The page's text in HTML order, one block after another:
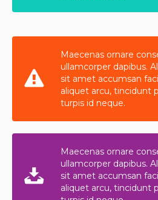
Maecenas ornare
ullamcorper dapibus.
sit amet accumsan
aliquet arcu, tincidunt
turpis id neque.
Maecenas ornare
ullamcorper dapibus.
sit amet accumsan
aliquet arcu, tincidunt